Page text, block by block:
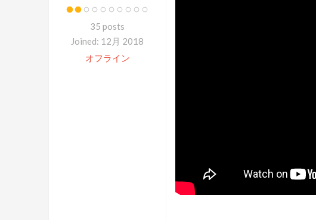
35 posts
Joined: 12月 2018
オフライン